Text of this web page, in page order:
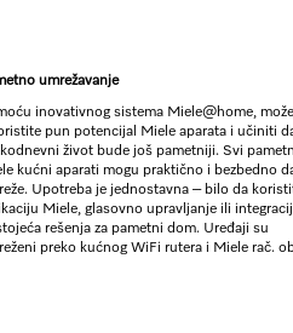
240.000,00
Inoks/Clean Steel
ZUM SHOP
umrežavanje
inovativnog sistema Miele@home,
pun potencijal Miele aparata i učiniti
život bude još pametniji. Svi
kućni aparati mogu praktično i bezbedno
Upotreba je jednostavna – bilo da
Miele, glasovno upravljanje ili
rešenja za pametni dom. Uređaji su
preko kućnog WiFi rutera i Miele rač.